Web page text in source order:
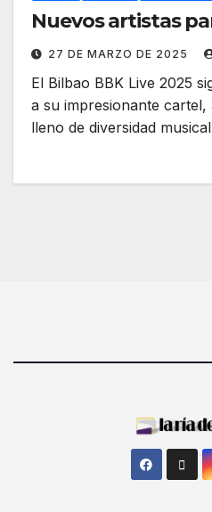
Nuevos artistas
27 DE MARZO DE 2025
El Bilbao BBK Live 2025
a su impresionante
lleno de diversidad